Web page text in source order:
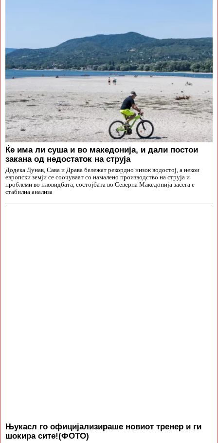
Ќе има ли суша и во македонија, и дали постои
закана од недостаток на струја
Додека Дунав, Сава и Драва бележат рекордно низок водостој, а некои
европски земји се соочуваат со намалено производство на струја и
проблеми во пловидбата, состојбата во Северна Македонија засега е
стабилна анализа
Њукасл го официјализираше новиот тренер и ги
шокира сите!(ФОТО)